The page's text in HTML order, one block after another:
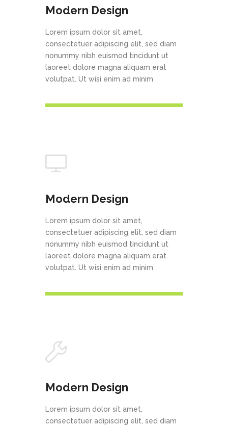
Modern Design
Lorem ipsum dolor sit amet,
consectetuer adipiscing elit, sed diam
nonummy nibh euismod tincidunt ut
laoreet dolore magna aliquam erat
volutpat. Ut wisi enim ad minim
Modern Design
Lorem ipsum dolor sit amet,
consectetuer adipiscing elit, sed diam
nonummy nibh euismod tincidunt ut
laoreet dolore magna aliquam erat
volutpat. Ut wisi enim ad minim
Modern Design
Lorem ipsum dolor sit amet,
consectetuer adipiscing elit, sed diam